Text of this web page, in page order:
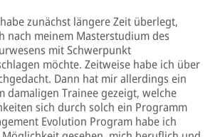
zunächst längere Zeit überlegt,
nach meinem Masterstudium des
mit Schwerpunkt
möchte. Zeitweise habe ich über
Dann hat mir allerdings ein
damaligen Trainee gezeigt, welche
sich durch solch ein Programm
Evolution Program habe ich